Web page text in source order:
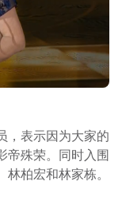
，表示因为大家的
帝殊荣。同时入围
柏宏和林家栋。